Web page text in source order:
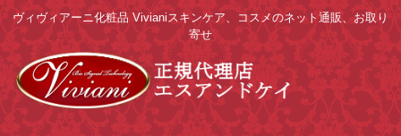
ヴィヴィアーニ化粧品 Vivianiスキンケア、コスメのネット通販、お取り
寄せ